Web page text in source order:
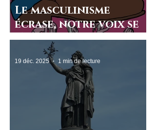
Le masculinisme
écrase, notre voix se
lève
19 déc. 2025 1 min de lecture